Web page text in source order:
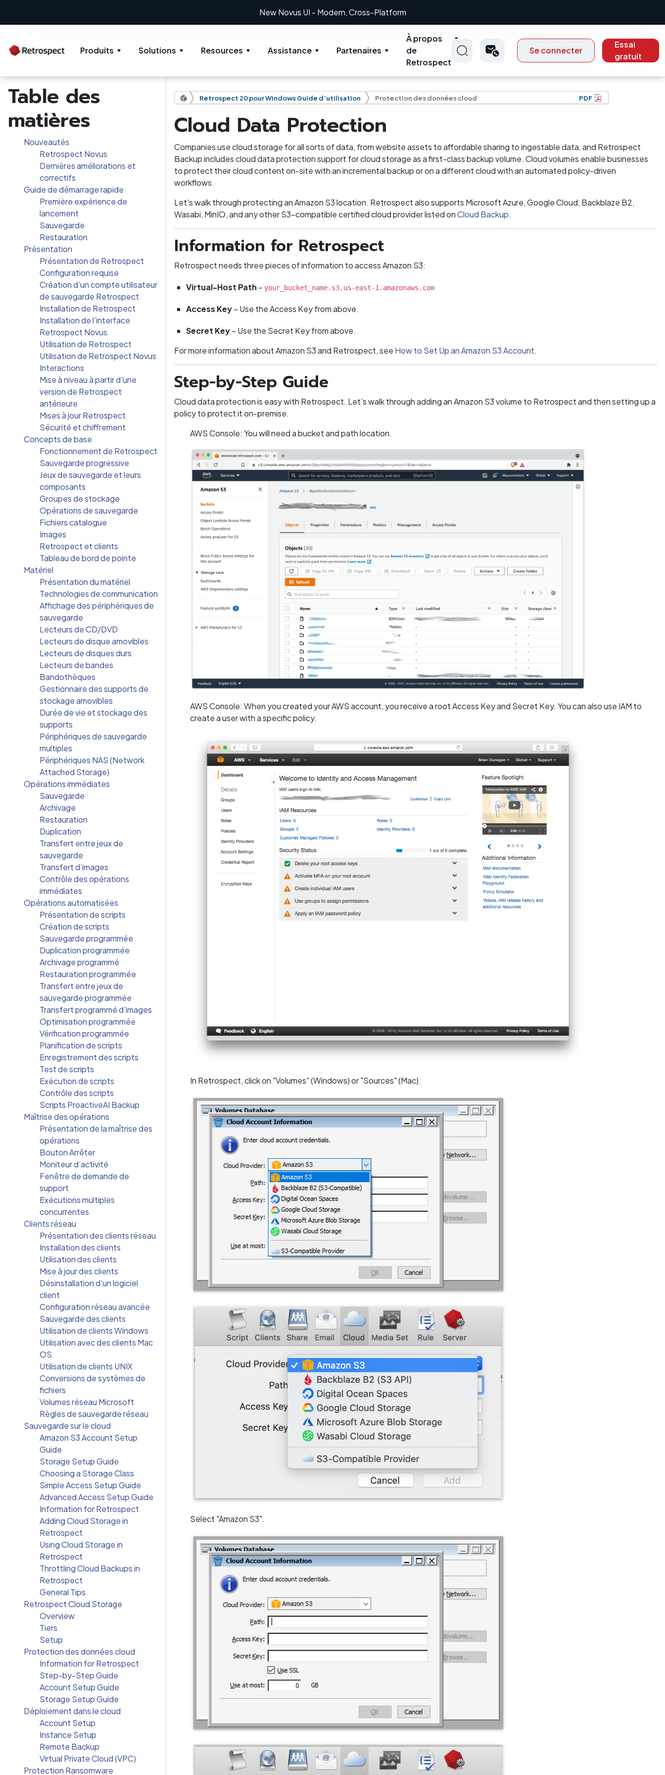
New: Retrospect 20.0.1
Produits Solutions Resources Assistance Partenaires
À propos
de
Retrospect
Se connecter
Essai
gratuit
Table des
matières
Nouveautés
Retrospect Novus
Dernières améliorations et
correctifs
Guide de démarrage rapide
Première expérience de
lancement
Sauvegarde
Restauration
Présentation
Présentation de Retrospect
Configuration requise
Création d’un compte utilisateur
de sauvegarde Retrospect
Installation de Retrospect
Installation de l’interface
Retrospect Novus
Utilisation de Retrospect
Utilisation de Retrospect Novus
Interactions
Mise à niveau à partir d'une
version de Retrospect
antérieure
Mises à jour Retrospect
Sécurité et chiffrement
Concepts de base
Fonctionnement de Retrospect
Sauvegarde progressive
Jeux de sauvegarde et leurs
composants
Groupes de stockage
Opérations de sauvegarde
Fichiers catalogue
Images
Retrospect et clients
Tableau de bord de pointe
Matériel
Présentation du matériel
Technologies de communication
Affichage des périphériques de
sauvegarde
Lecteurs de CD/DVD
Lecteurs de disque amovibles
Lecteurs de disques durs
Lecteurs de bandes
Bandothèques
Gestionnaire des supports de
stockage amovibles
Durée de vie et stockage des
supports
Périphériques de sauvegarde
multiples
Périphériques NAS (Network
Attached Storage)
Opérations immédiates
Sauvegarde
Archivage
Restauration
Duplication
Transfert entre jeux de
sauvegarde
Transfert d’images
Contrôle des opérations
immédiates
Opérations automatisées
Présentation de scripts
Création de scripts
Sauvegarde programmée
Duplication programmée
Archivage programmé
Restauration programmée
Transfert entre jeux de
sauvegarde programmée
Transfert programmé d’images
Optimisation programmée
Vérification programmée
Planification de scripts
Enregistrement des scripts
Test de scripts
Exécution de scripts
Contrôle des scripts
Scripts ProactiveAI Backup
Maîtrise des opérations
Présentation de la maîtrise des
opérations
Bouton Arrêter
Moniteur d’activité
Fenêtre de demande de
support
Exécutions multiples
concurrentes
Clients réseau
Présentation des clients réseau
Installation des clients
Utilisation des clients
Mise à jour des clients
Désinstallation d’un logiciel
client
Configuration réseau avancée
Sauvegarde des clients
Utilisation de clients Windows
Utilisation avec des clients Mac
OS
Utilisation de clients UNIX
Conversions de systèmes de
fichiers
Volumes réseau Microsoft
Règles de sauvegarde réseau
Sauvegarde sur le cloud
Amazon S3 Account Setup
Guide
Storage Setup Guide
Choosing a Storage Class
Simple Access Setup Guide
Advanced Access Setup Guide
Information for Retrospect
Adding Cloud Storage in
Retrospect
Using Cloud Storage in
Retrospect
Throttling Cloud Backups in
Retrospect
General Tips
Retrospect Cloud Storage
Overview
Tiers
Setup
Protection des données cloud
Information for Retrospect
Step-by-Step Guide
Account Setup Guide
Storage Setup Guide
Déploiement dans le cloud
Account Setup
Instance Setup
Remote Backup
Virtual Private Cloud (VPC)
Protection Ransomware
Retrospect 20 pour Windows Guide d’utilisation Protection des données cloud PDF
Cloud Data Protection
Companies use cloud storage for all sorts of data, from website assets to affordable sharing to ingestable data, and Retrospect
Backup includes cloud data protection support for cloud storage as a first-class backup volume. Cloud volumes enable businesses
to protect their cloud content on-site with an incremental backup or on a different cloud with an automated policy-driven
workflows.
Let’s walk through protecting an Amazon S3 location. Retrospect also supports Microsoft Azure, Google Cloud, Backblaze B2,
Wasabi, MinIO, and any other S3-compatible certified cloud provider listed onCloud Backup.
Information for Retrospect
Retrospect needs three pieces of information to access Amazon S3:
Virtual-Host Path – your_bucket_name.s3.us-east-1.amazonaws.com
Access Key– Use the Access Key from above.
Secret Key– Use the Secret Key from above.
For more information about Amazon S3 and Retrospect, see How to Set Up an Amazon S3 Account.
Step-by-Step Guide
Cloud data protection is easy with Retrospect. Let’s walk through adding an Amazon S3 volume to Retrospect and then setting up a
policy to protect it on-premise.
AWS Console: You will need a bucket and path location.
AWS Console: When you created your AWS account, you receive a root Access Key and Secret Key. You can also use IAM to
create a user with a specific policy.
In Retrospect, click on "Volumes" (Windows) or "Sources" (Mac).
Select "Amazon S3".